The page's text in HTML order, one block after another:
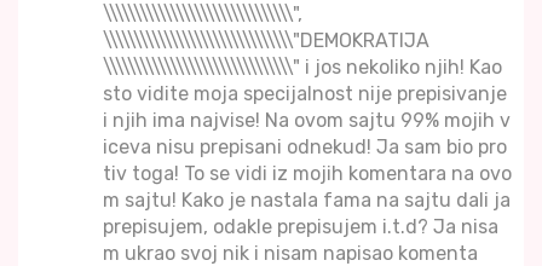
\\\\\\\\\\\\\\\\\\\\\\\\\\\\\\\",
\\\\\\\\\\\\\\\\\\\\\\\\\\\\\\\"DEMOKRATIJA
\\\\\\\\\\\\\\\\\\\\\\\\\\\\\\\" i jos nekoliko njih! Kao
sto vidite moja specijalnost nije prepisivanje
i njih ima najvise! Na ovom sajtu 99% mojih v
iceva nisu prepisani odnekud! Ja sam bio pro
tiv toga! To se vidi iz mojih komentara na ovo
m sajtu! Kako je nastala fama na sajtu dali ja
prepisujem, odakle prepisujem i.t.d? Ja nisa
m ukrao svoj nik i nisam napisao komenta